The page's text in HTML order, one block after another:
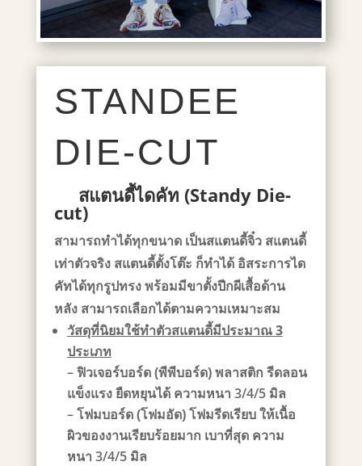
STANDEE
DIE-CUT
สแตนดี้ไดคัท (Standy Die-
cut)
สามารถทำได้ทุกขนาด เป็นสแตนดี้จิ๋ว สแตนดี้
เท่าตัวจริง สแตนดี้ตั้งโต๊ะ ก็ทำได้ อิสระการได
คัทได้ทุกรูปทรงพร้อมมีขาตั้งปีกผีเสื้อด้าน
หลัง สามารถเลือกได้ตามความเหมาะสม
วัสดุที่นิยมใช้ทำตัวสแตนดี้มีประมาณ 3
ประเภท
–ฟิวเจอร์บอร์ด (พีพีบอร์ด)พลาสติก รีดลอน
แข็งแรง ยืดหยุนได้ ความหนา 3/4/5 มิล
–โฟมบอร์ด (โฟมอัด)โฟมรีดเรียบ ให้เนื้อ
ผิวของงานเรียบร้อยมาก เบาที่สุด ความ
หนา 3/4/5 มิล